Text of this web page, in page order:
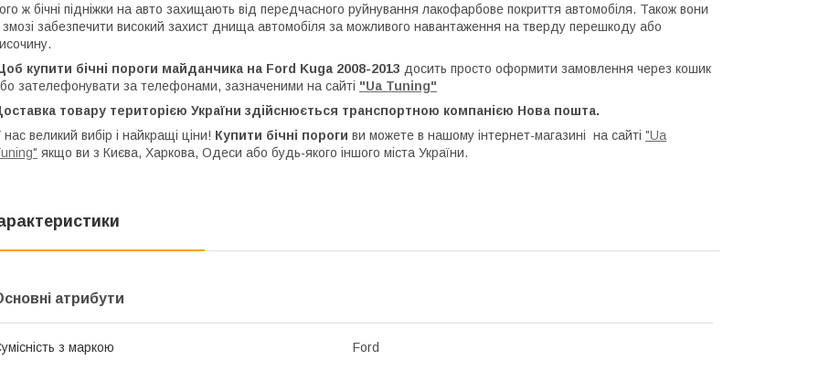
ж бічні підніжки на авто захищають від передчасного руйнування лакофарбове покриття автомобіля. Також вони
змозі забезпечити високий захист днища автомобіля за можливого навантаження на тверду перешкоду або
купити бічні пороги майданчика на Ford Kuga 2008-2013 досить просто оформити замовлення через кошик
зателефонувати за телефонами, зазначеними на сайті "Ua Tuning"
товару територією України здійснюється транспортною компанією Нова пошта.
нас великий вибір і найкращі ціни! Купити бічні пороги ви можете в нашому інтернет-магазині на сайті "Ua
якщо ви з Києва, Харкова, Одеси або будь-якого іншого міста України.
атрибути
з маркою Ford